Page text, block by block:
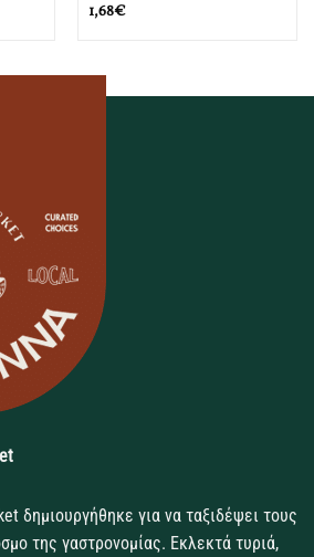
1,68€
δημιουργήθηκε για να ταξιδέψει τους
της γαστρονομίας. Εκλεκτά τυριά,